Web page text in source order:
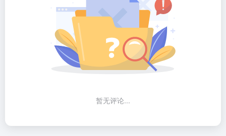
暂无评论...